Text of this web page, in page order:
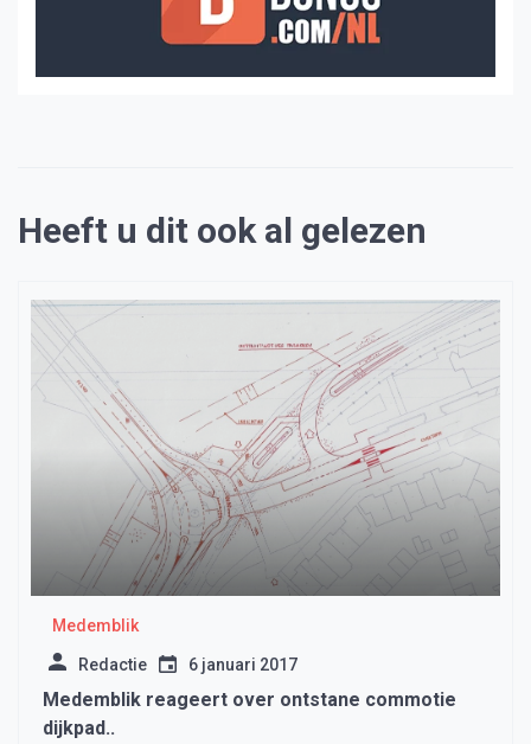
Heeft u dit ook al gelezen
Medemblik
Redactie 6 januari 2017
Medemblik reageert over ontstane commotie
dijkpad..